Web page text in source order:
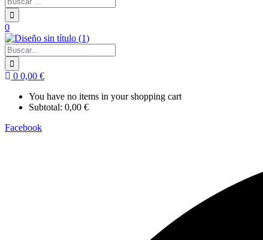
0
0 0,00 €
You have no items in your shopping cart
Subtotal: 0,00 €
Facebook